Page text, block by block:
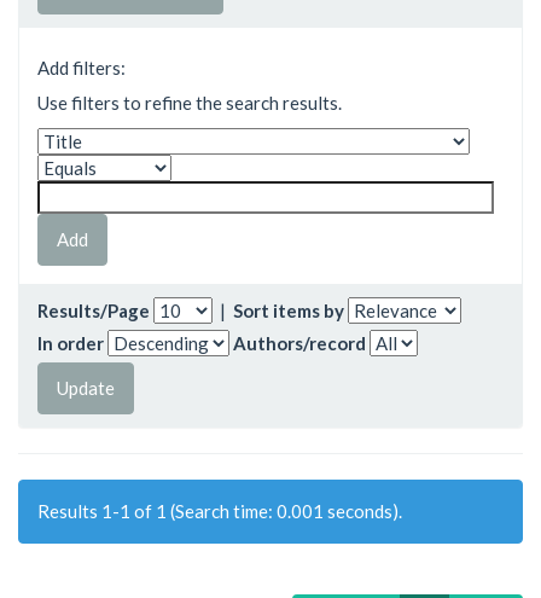
Add filters:
Use filters to refine the search results.
Results/Page | Sort items by
In order
Authors/record
Results 1-1 of 1 (Search time: 0.001 seconds).